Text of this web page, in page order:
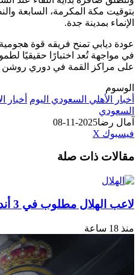
بتوقيت مكة المكرمة، السابعة
الإنماء بمدينة جدة.
عودة ديابي تمنح فريقه قوة
في مواجهة تُعد اختبارًا حقيقيًا
على مراكز القمة في دوري روشن
الوسوم
أخبار الأهلي السعودي اليوم أخبار
السعودي
آمال رضا2025-11-08
فيسبوك ‫X
البريد
مقالات ذات صلة
لاعب الهلال مطلوب في 3 أندية!
منذ 18 ساعة